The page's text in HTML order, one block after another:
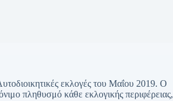
εκλογές του Μαΐου 2019. Ο
πληθυσμό κάθε εκλογικής περιφέρειας,